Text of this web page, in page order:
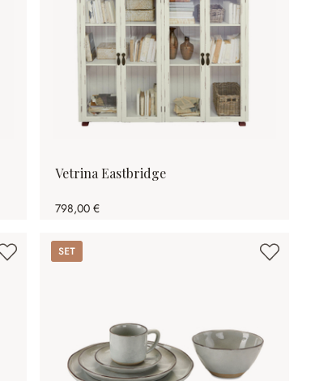
Vetrina Eastbridge
798,00 €
Set